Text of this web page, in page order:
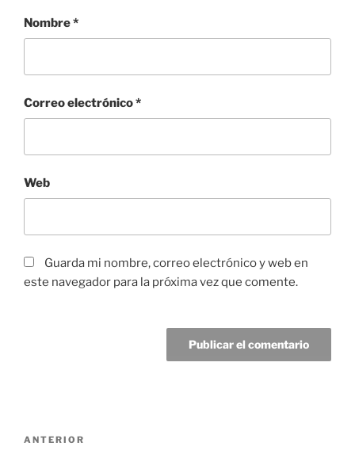
Nombre*
Correo electrónico*
Web
Guarda mi nombre, correo electrónico y web en
este navegador para la próxima vez que comente.
Navegación
Entrada
ANTERIOR